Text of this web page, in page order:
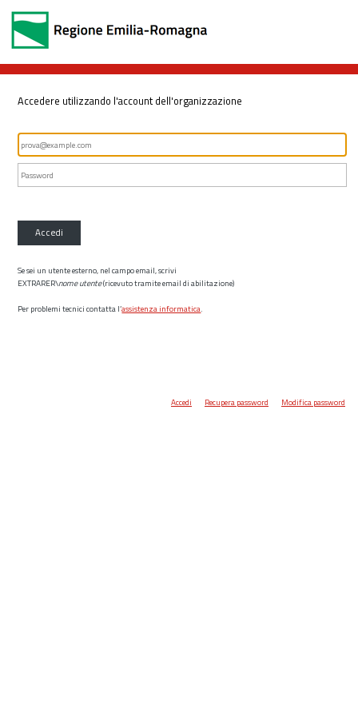
Accedere utilizzando l'account dell'organizzazione
Accedi
Se sei un utente esterno, nel campo email, scrivi
EXTRARER\nome utente(ricevuto tramite email di abilitazione)
Per problemi tecnici contatta l’assistenza informatica.
Accedi Recupera password Modifica password